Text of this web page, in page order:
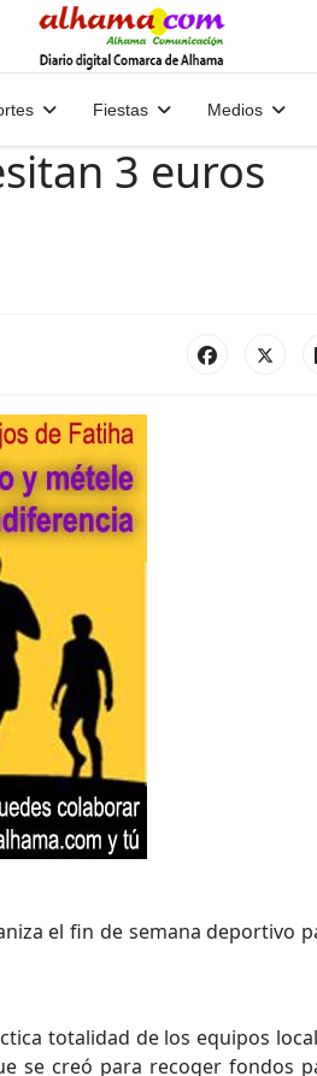
Fiestas Medios
3 euros
el fin de semana deportivo
totalidad de los equipos
se creó para recoger fondos